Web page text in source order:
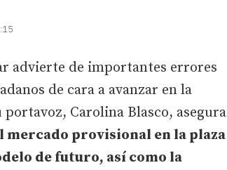
advierte de importantes errores
de cara a avanzar en la
Carolina Blasco, asegura
mercado provisional en la plaza
de futuro, así como la